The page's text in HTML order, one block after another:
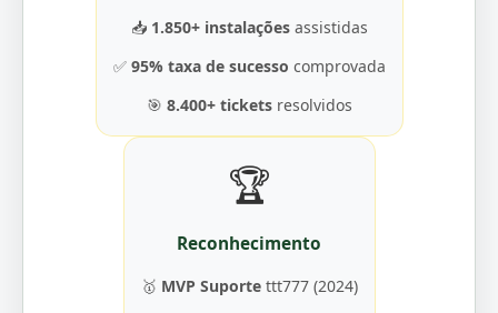
📥 1.850+ instalaçõesassistidas
✅ 95% taxa de sucesso comprovada
🎯 8.400+ ticketsresolvidos
🏆
Reconhecimento
🥇 MVP Suportettt777 (2024)